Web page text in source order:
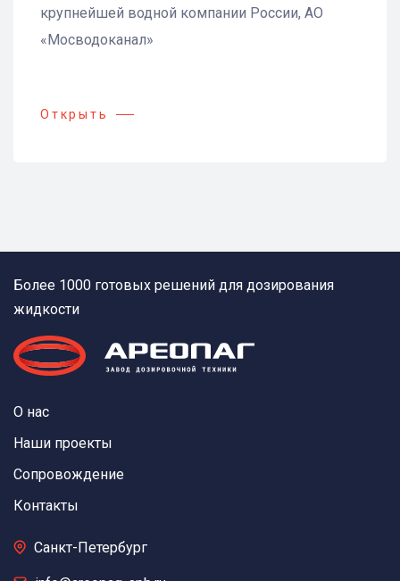
крупнейшей водной компании России, АО
«Мосводоканал»
Открыть
Более 1000 готовых решений для дозирования
жидкости
О нас
Наши проекты
Сопровождение
Контакты
Санкт-Петербург